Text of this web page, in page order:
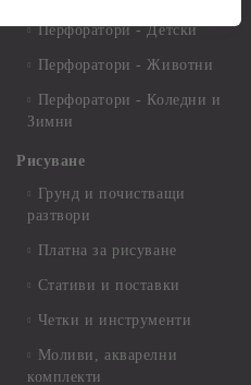
Перфоратори - Детски
Перфоратори - Животни
Перфоратори - Коледни и
Зимни
Рисуване
Грунд и почистващи
разтвори
Платна за рисуване
Стативи и поставки
Четки и инструменти
Моливи, акварелни
комплекти